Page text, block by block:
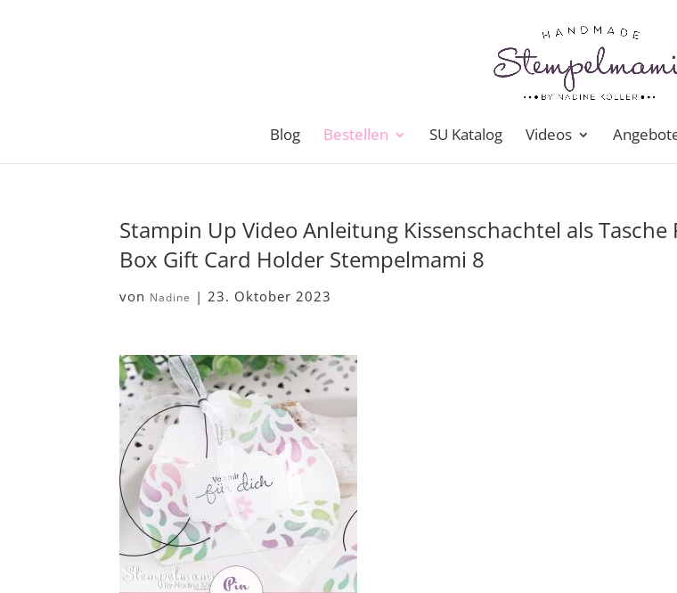
Blog Bestellen SU Katalog Videos
Stampin Up Video Anleitung Kissenschachtel als
Box Gift Card Holder Stempelmami 8
von Nadine |23. Oktober 2023